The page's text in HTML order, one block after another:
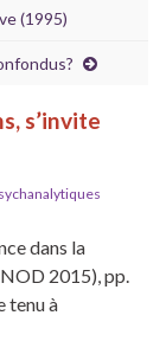
(1995)
s’invite
dans la
2015), pp.
tenu à